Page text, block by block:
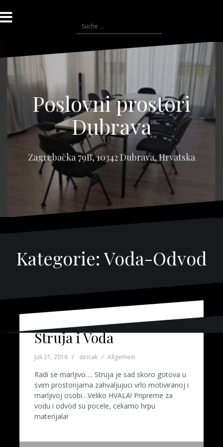
Inhalt
springen
Suche
nach:
Poslovni prostori
Dubrava
Zagrebačka 79B, 10342 Dubrava, Hrvatska
Kategorie:Voda-Odvod
Struja i Voda
Juli 21, 2016 stricak Allgemein
Radi se marljivo…. Struja je sad skoro gotova u
svim prostorijama zahvaljujuci vrlo motiviranoj i
marljivoj osobi…Veliko HVALA! Pripreme za
vodu i odvod su pocele, cekamo hrpu
materijala!